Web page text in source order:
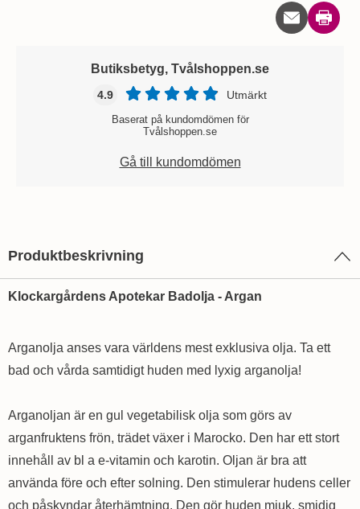
Skriv
Butiksbetyg, Tvålshoppen.se
4.9 Utmärkt
Baserat på kundomdömen för
Tvålshoppen.se
Gå till kundomdömen
Produktbeskrivning
Klockargårdens Apotekar Badolja - Argan
Arganolja anses vara världens mest exklusiva olja. Ta ett
bad och vårda samtidigt huden med lyxig arganolja!
Arganoljan är en gul vegetabilisk olja som görs av
arganfruktens frön, trädet växer i Marocko. Den har ett stort
innehåll av bl a e-vitamin och karotin. Oljan är bra att
använda före och efter solning. Den stimulerar hudens celler
och påskyndar återhämtning. Den gör huden mjuk, smidig